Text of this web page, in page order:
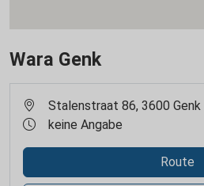
Wara Genk
Stalenstraat 86, 3600 Genk
keine Angabe
Route